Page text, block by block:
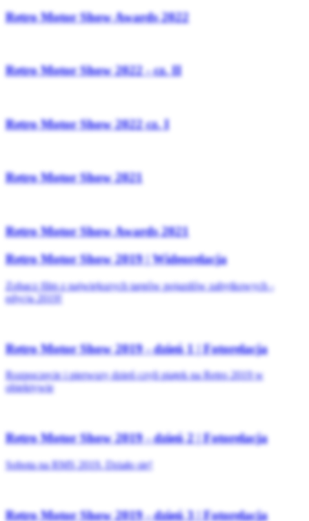
Retro Motor Show Awards 2022
Retro Motor Show 2022 - cz. II
Retro Motor Show 2022 cz. I
Retro Motor Show 2021
Retro Motor Show Awards 2021
Retro Motor Show 2019 | Wideorelacja
Zobacz film z największych targów pojazdów zabytkowych -
edycja 2019!
Retro Motor Show 2019 - dzień 1 | Fotorelacja
Rozpoczęcie i pierwszy dzień czyli piątek na Retro 2019 w
obiektywie
Retro Motor Show 2019 - dzień 2 | Fotorelacja
Sobota na RMS 2019. Działo się!
Retro Motor Show 2019 - dzień 3 | Fotorelacja